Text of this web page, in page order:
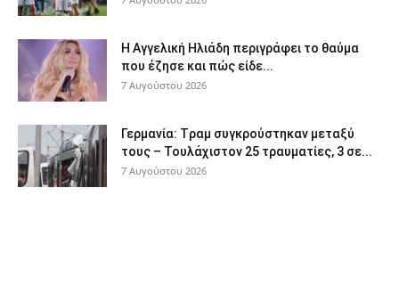
Η Αγγελική Ηλιάδη περιγράφει το θαύμα
που έζησε και πώς είδε...
7 Αυγούστου 2026
Γερμανία: Tραμ συγκρούστηκαν μεταξύ
τους – Τουλάχιστον 25 τραυματίες, 3 σε...
7 Αυγούστου 2026